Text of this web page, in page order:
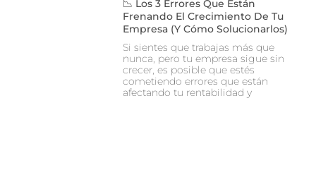
📉 Los 3 Errores Que Están
Frenando El Crecimiento De Tu
Empresa (y Cómo Solucionarlos)
Si sientes que trabajas más que
nunca, pero tu empresa sigue sin
crecer, es posible que estés
cometiendo errores que están
afectando tu rentabilidad y